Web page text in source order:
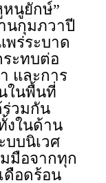
นูยักษ์”
นกุมภวาปี
ร่ระบาด
ะทบต่อ
และการ
ในพื้นที่
ร่วมกัน
งในด้าน
บนิเวศ
มือจากทุก
ดือดร้อน